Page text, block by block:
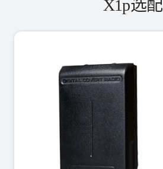
X1p选配